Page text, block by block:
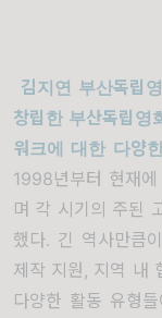
김지연 부산독립
창립한 부산독립영
워크에 대한 다양
1998년부터 현재
며 각 시기의 주된
했다. 긴 역사만큼
제작 지원, 지역 내
다양한 활동 유형